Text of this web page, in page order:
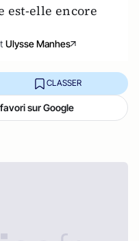
elle encore
Ulysse Manhes
CLASSER
sur Google